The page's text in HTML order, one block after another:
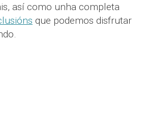
así como unha completa
que podemos disfrutar